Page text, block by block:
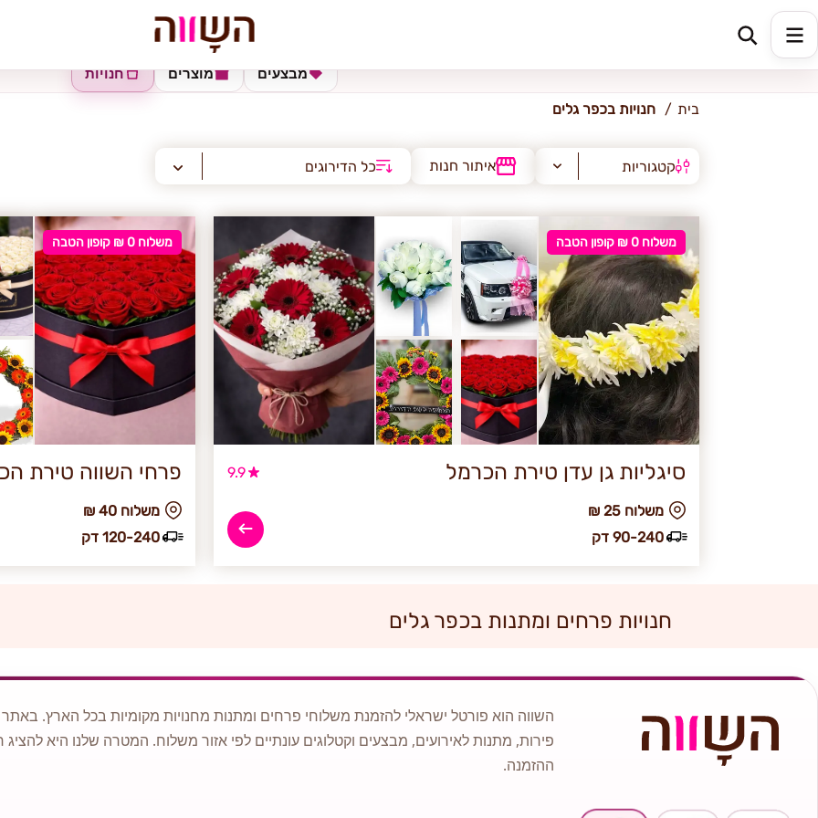
כפר גלים
חנויות מוצרים מבצעים
בית חנויות בכפר גלים
קטגוריות איתור חנות כל הדירוגים
משלוח 0 ₪ קופון הטבה
סיגליות גן עדן טירת הכרמל 9.9
₪ משלוח 25
90-240 דק
משלוח 0 ₪ קופון הטבה
פרחי השווה טירת
₪ משלוח 40
120-240 דק
חנויות פרחים ומתנות בכפר גלים
השווה הוא פורטל ישראלי להזמנת משלוחי פרחים ומתנות מחנויות מקומיות בכל הארץ.
פירות, מתנות לאירועים, מבצעים וקטלוגים עונתיים לפי אזור משלוח. המטרה שלנו היא
ההזמנה.